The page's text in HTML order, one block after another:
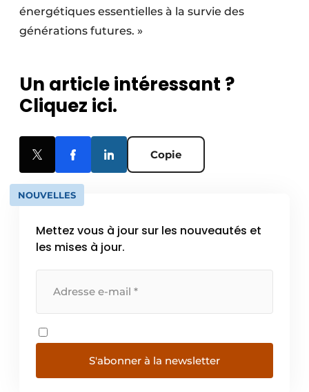
énergétiques essentielles à la survie des
générations futures. »
Un article intéressant ?
Cliquez ici.
Copie
NOUVELLES
Mettez vous à jour sur les nouveautés et
les mises à jour.
S'abonner à la newsletter